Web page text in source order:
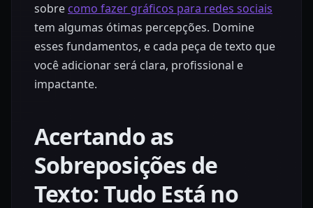
sobre como fazer gráficos para redes sociais
tem algumas ótimas percepções. Domine
esses fundamentos, e cada peça de texto que
você adicionar será clara, profissional e
impactante.
Acertando as
Sobreposições de
Texto: Tudo Está no